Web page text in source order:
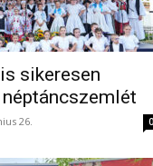
sikeresen
26. 0